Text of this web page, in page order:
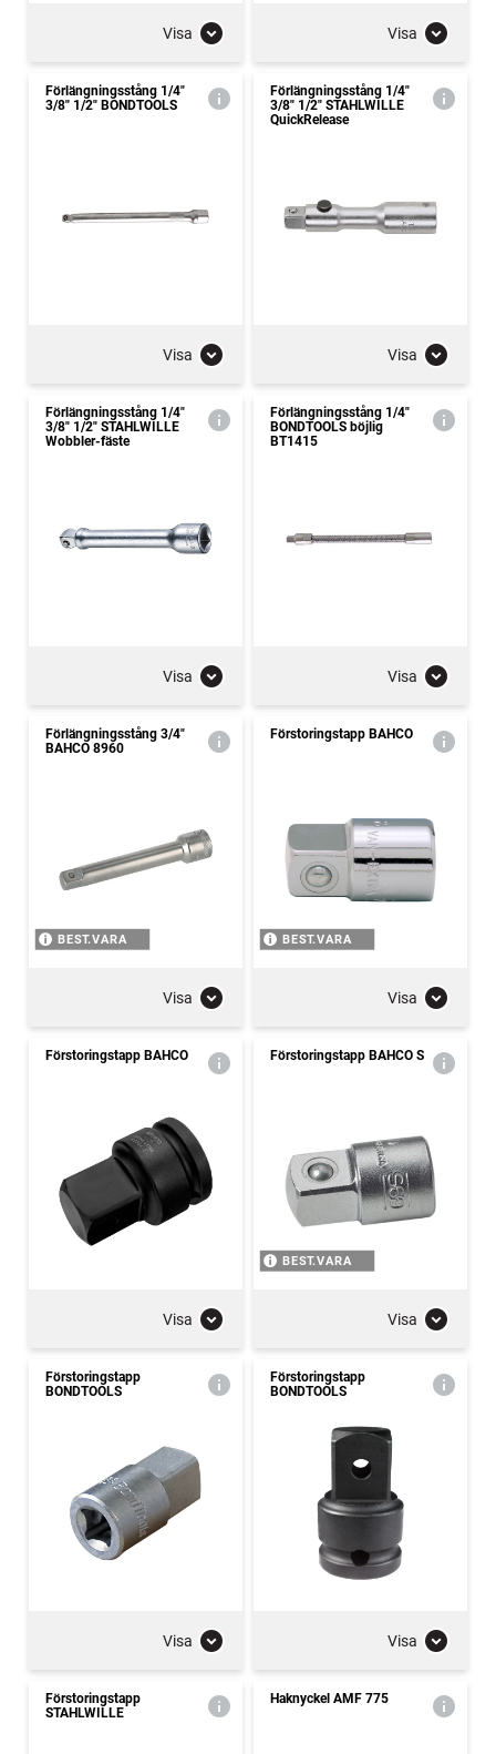
Visa Visa
Förlängningsstång 1/4"
3/8" 1/2" BONDTOOLS
Visa
Förlängningsstång 1/4"
3/8" 1/2" STAHLWILLE
QuickRelease
Visa
Förlängningsstång 1/4"
3/8" 1/2" STAHLWILLE
Wobbler-fäste
Visa
Förlängningsstång 1/4"
BONDTOOLS böjlig
BT1415
Visa
Förlängningsstång 3/4"
BAHCO 8960
BEST.VARA
Visa
Förstoringstapp BAHCO
BEST.VARA
Visa
Förstoringstapp BAHCO
Visa
Förstoringstapp BAHCO S
BEST.VARA
Visa
Förstoringstapp
BONDTOOLS
Visa
Förstoringstapp
BONDTOOLS
Visa
Förstoringstapp
STAHLWILLE
Haknyckel AMF 775